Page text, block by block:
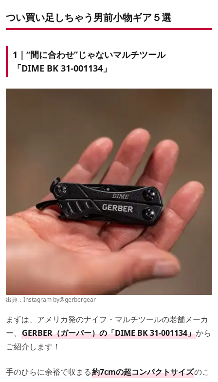
つい買い足しちゃう男前小物ギア５選
1｜“間に合わせ”じゃないマルチツール
「DIME BK 31-001134」
出典：Instagram by@gerbergear
まずは、アメリカ発のナイフ・マルチツールの老舗メーカ
ー、 GERBER（ガーバー）の「DIME BK 31-001134」から
ご紹介します！
手のひらに余裕で収まる約7cmの超コンパクトサイズのこ